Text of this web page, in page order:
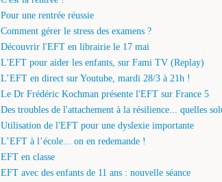
Pour une rentrée réussie
Comment gérer le stress des examens ?
Découvrir l'EFT en librairie le 17 mai
L'EFT pour aider les enfants, sur Fami TV (Replay)
L’EFT en direct sur Youtube, mardi 28/3 à 21h !
Le Dr Frédéric Kochman présente l'EFT sur France 5
Des troubles de l'attachement à la résilience... quelles
Utilisation de l'EFT pour une dyslexie importante
L’EFT à l’école... on en redemande !
EFT en classe
EFT avec des enfants de 11 ans : nouvelle séance